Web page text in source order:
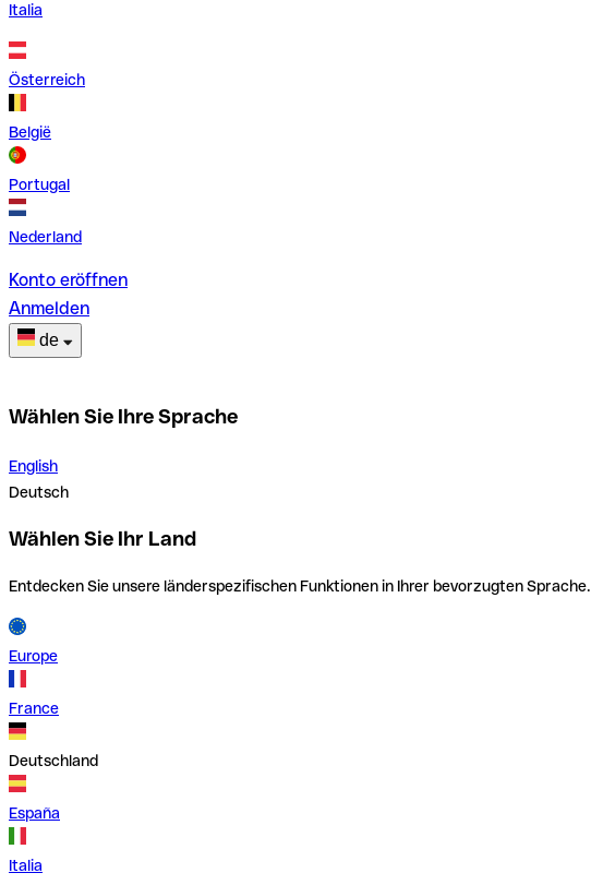
Italia
Österreich
België
Portugal
Nederland
Konto eröffnen
Anmelden
de
Wählen Sie Ihre Sprache
English
Deutsch
Wählen Sie Ihr Land
Entdecken Sie unsere länderspezifischen Funktionen in Ihrer bevorzugten Sprache.
Europe
France
Deutschland
España
Italia